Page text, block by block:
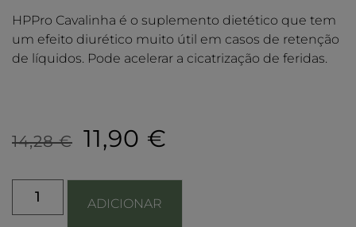
HPPro Cavalinha é o suplemento dietético que tem
um efeito diurético muito útil em casos de retenção
de líquidos. Pode acelerar a cicatrização de feridas.
14,28€ 11,90 €
ADICIONAR